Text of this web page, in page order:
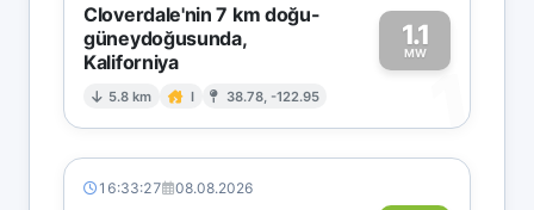
Cloverdale'nin 7 km doğu-
güneydoğusunda,
Kaliforniya
5.8 km I 38.78, -122.95
1.1
MW
1
16:33:27 08.08.2026